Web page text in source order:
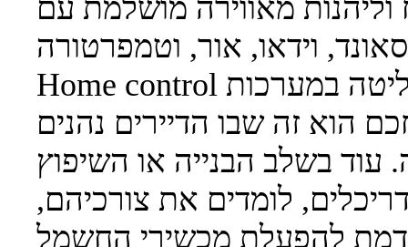
מאווירה מושלמת עם
Home control מטמיעה חשמל חכם, לניהול ושליטה במערכות
הוא זה שבו הדיירים נהנים
עוד בשלב הבנייה או השיפוץ
לומדים את צורכיהם,
להפעלת מכשירי החשמל